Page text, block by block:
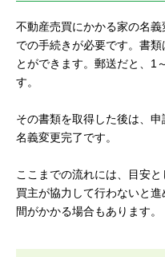
不動産売買にかかる家の名
での手続きが必要です。書
とができます。郵送だと、1
す。
その書類を取得した後は、
名義変更完了です。
ここまでの流れには、目安
買主が協力して行わないと
間がかかる場合もあります。